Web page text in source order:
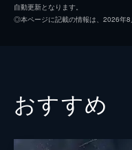
自動更新となります。
◎本ページに記載の情報は、2026年8
おすすめ